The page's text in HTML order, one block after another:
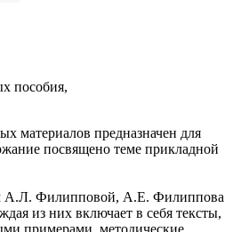
пособия,
материалов предназначен для
посвящено теме прикладной
А.Л. Филипповой, А.Е. Филиппова
из них включает в себя тексты,
примерами, методические